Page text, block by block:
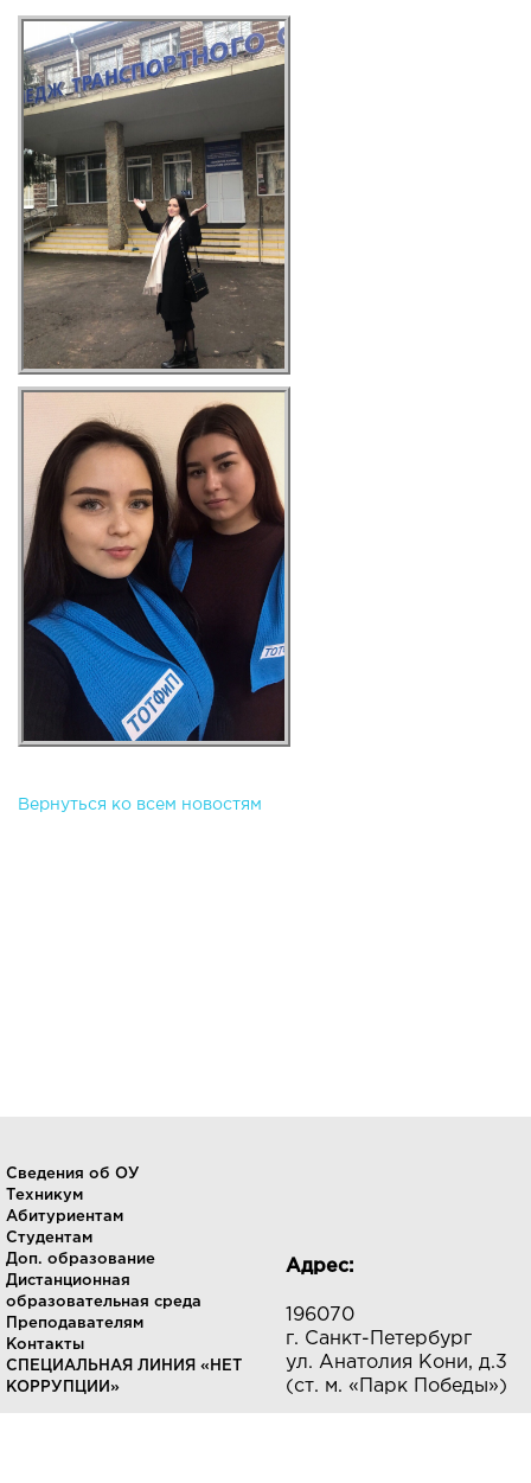
Вернуться ко всем новостям
Сведения об ОУ
Техникум
Абитуриентам
Студентам
Доп. образование
Дистанционная
образовательная среда
Преподавателям
Контакты
СПЕЦИАЛЬНАЯ ЛИНИЯ «НЕТ
КОРРУПЦИИ»
Адрес:
196070
г. Санкт-Петербург
ул. Анатолия Кони, д.3
(ст. м. «Парк Победы»)